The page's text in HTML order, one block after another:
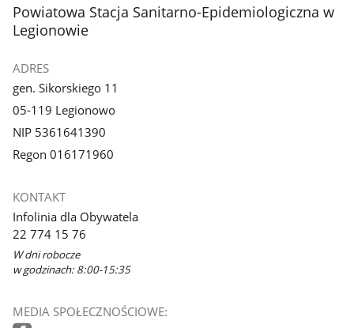
stopka
Powiatowa Stacja Sanitarno-Epidemiologiczna w
Legionowie
ADRES
gen. Sikorskiego 11
05-119 Legionowo
NIP 5361641390
Regon 016171960
KONTAKT
Infolinia dla Obywatela
22 774 15 76
W dni robocze
w godzinach: 8:00-15:35
MEDIA SPOŁECZNOŚCIOWE: